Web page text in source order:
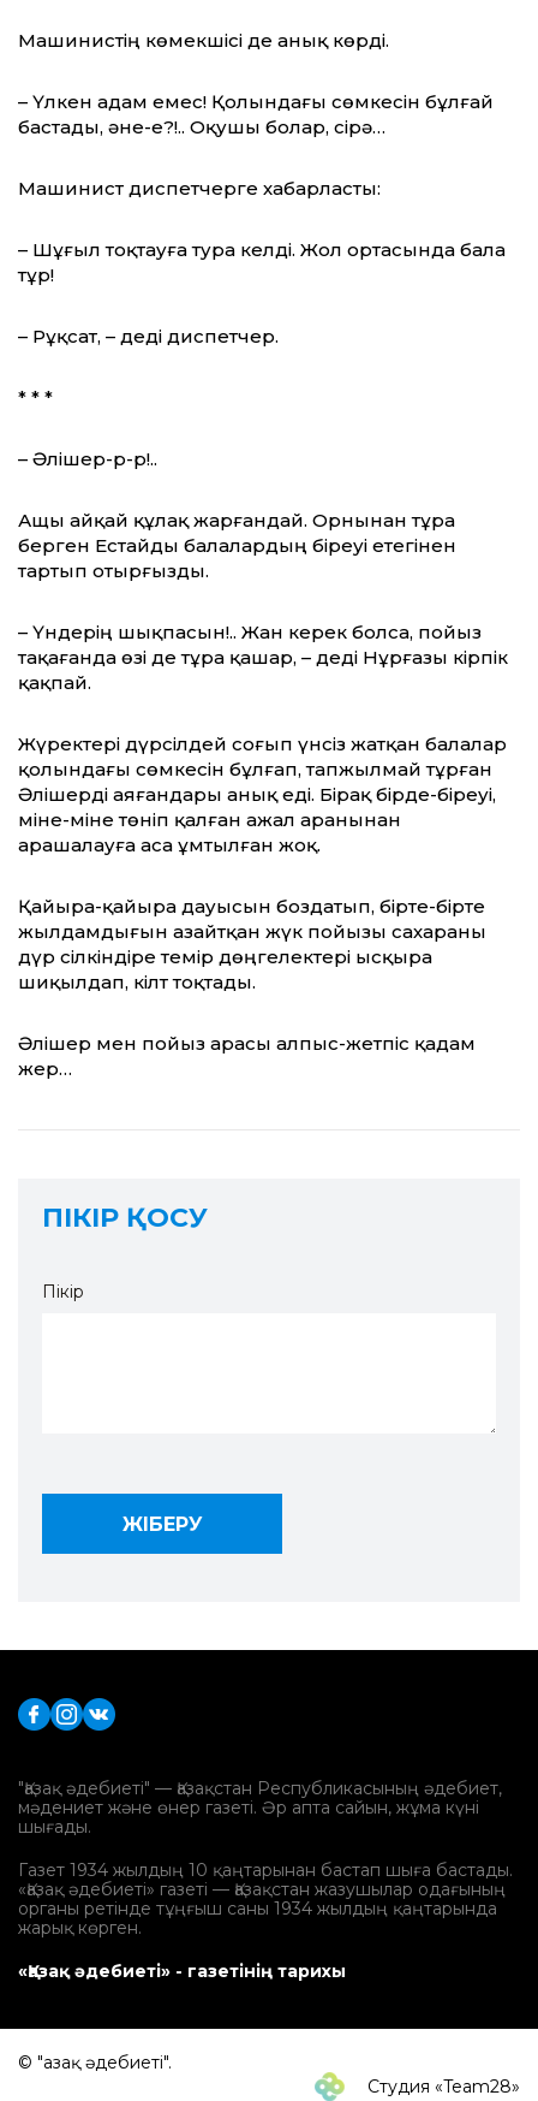
Машинистің көмекшісі де анық көрді.
– Үлкен адам емес! Қолындағы сөмкесін бұлғай
бастады, әне-е?!.. Оқушы болар, сірә…
Машинист диспетчерге хабарласты:
– Шұғыл тоқтауға тура келді. Жол ортасында бала
тұр!
– Рұқсат, – деді диспетчер.
* * *
– Әлішер-р-р!..
Ащы айқай құлақ жарғандай. Орнынан тұра
берген Естайды балалардың біреуі етегінен
тартып отырғызды.
– Үндерің шықпасын!.. Жан керек болса, пойыз
тақағанда өзі де тұра қашар, – деді Нұрғазы кірпік
қақпай.
Жүректері дүрсілдей соғып үнсіз жатқан балалар
қолындағы сөмкесін бұлғап, тапжылмай тұрған
Әлішерді аяғандары анық еді. Бірақ бірде-біреуі,
міне-міне төніп қалған ажал аранынан
арашалауға аса ұмтылған жоқ.
Қайыра-қайыра дауысын боздатып, бірте-бірте
жылдамдығын азайтқан жүк пойызы сахараны
дүр сілкіндіре темір дөңгелектері ысқыра
шиқылдап, кілт тоқтады.
Әлішер мен пойыз арасы алпыс-жетпіс қадам
жер…
ПІКІР ҚОСУ
Пікір
"Қазақ әдебиеті" — Қазақстан Республикасының әдебиет,
мәдениет және өнер газеті. Әр апта сайын, жұма күні
шығады.
Газет 1934 жылдың 10 қаңтарынан бастап шыға бастады.
«Қазақ әдебиеті» газеті — Қазақстан жазушылар одағының
органы ретінде тұңғыш саны 1934 жылдың қаңтарында
жарық көрген.
«Қазақ әдебиеті» - газетінің тарихы
© "Қазақ әдебиеті".
Студия «Team28»